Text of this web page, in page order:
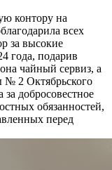
контору на
всех
за высокие
года, подарив
чайный сервиз, а
№ 2 Октябрьского
добросовестное
обязанностей,
перед